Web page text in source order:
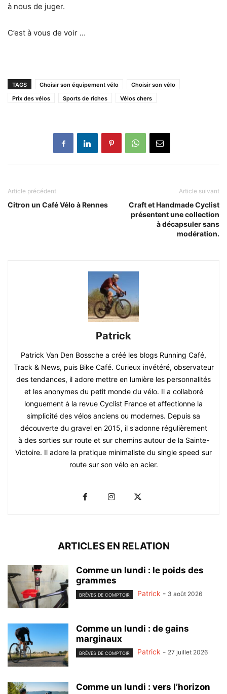
à nous de juger.
C’est à vous de voir …
TAGS Choisir son équipement vélo
Choisir son vélo
Prix des vélos
Sports de riches Vélos chers
Article précédent
Citron un Café Vélo à Rennes
Article suivant
Craft et Handmade Cyclist
présentent une collection
à décapsuler sans
modération.
Patrick
Patrick Van Den Bossche a créé les blogs Running Café,
Track & News, puis Bike Café. Curieux invétéré, observateur
des tendances, il adore mettre en lumière les personnalités
et les anonymes du petit monde du vélo. Il a collaboré
longuement à la revue Cyclist France et affectionne la
simplicité des vélos anciens ou modernes. Depuis sa
découverte du gravel en 2015, il s'adonne régulièrement
à des sorties sur route et sur chemins autour de la Sainte-
Victoire. Il adore la pratique minimaliste du single speed sur
route sur son vélo en acier.
ARTICLES EN RELATION
Comme un lundi : le poids des
grammes
BRÈVES DE COMPTOIR Patrick - 3 août 2026
Comme un lundi : de gains
marginaux
BRÈVES DE COMPTOIR Patrick - 27 juillet 2026
Comme un lundi : vers l’horizon